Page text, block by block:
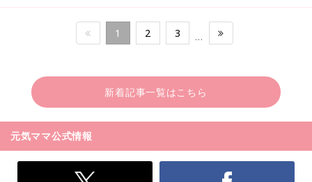
1 2 3 …
新着記事一覧はこちら
元気ママ公式情報